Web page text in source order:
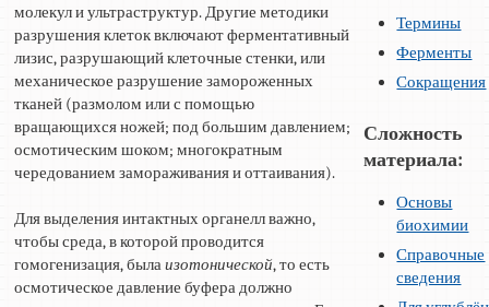
молекул и ультраструктур. Другие методики
разрушения клеток включают ферментативный
лизис, разрушающий клеточные стенки, или
механическое разрушение замороженных
тканей (размолом или с помощью
вращающихся ножей; под большим давлением;
осмотическим шоком; многократным
чередованием замораживания и оттаивания).
Для выделения интактных органелл важно,
чтобы среда, в которой проводится
гомогенизация, былаизотонической, то есть
осмотическое давление буфера должно
Термины
Ферменты
Сокращения
Сложность
материала:
Основы
биохимии
Справочные
сведения